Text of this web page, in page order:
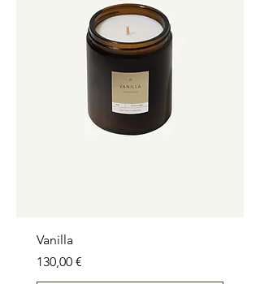
Vanilla
Prezzo
130,00 €